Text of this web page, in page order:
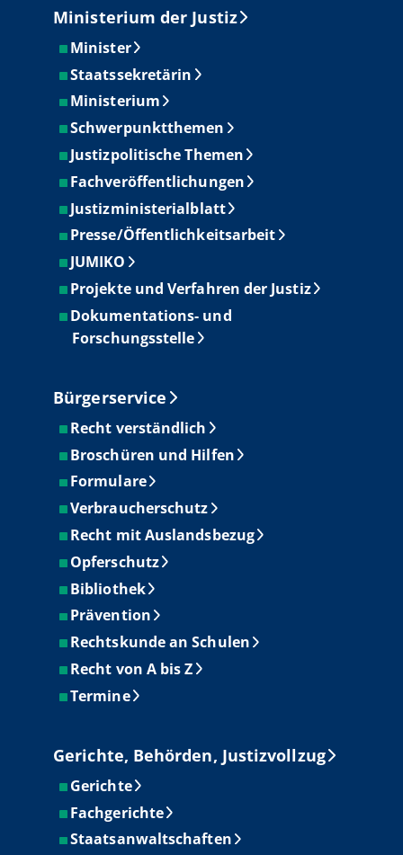
Ministerium der Justiz
Minister
Staatssekretärin
Ministerium
Schwerpunktthemen
Justizpolitische Themen
Fachveröffentlichungen
Justizministerialblatt
Presse/Öffentlichkeitsarbeit
JUMIKO
Projekte und Verfahren der Justiz
Dokumentations- und
Forschungsstelle
Bürgerservice
Recht verständlich
Broschüren und Hilfen
Formulare
Verbraucherschutz
Recht mit Auslandsbezug
Opferschutz
Bibliothek
Prävention
Rechtskunde an Schulen
Recht von A bis Z
Termine
Gerichte, Behörden, Justizvollzug
Gerichte
Fachgerichte
Staatsanwaltschaften